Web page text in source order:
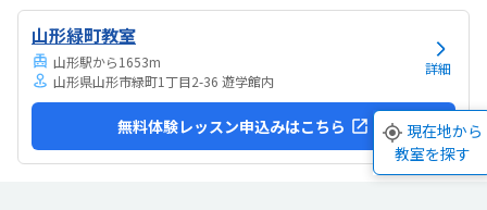
件費がかからないため少し割高かなと思います。科学も都心と遜色な
い価格設定なので決して安くはないかなと思います。スーパーボール
をもってかえれたり、ロボットが動いたりして得るもの...
山形緑町教室
山形駅から1653m
山形県山形市緑町1丁目2-36 遊学館内
詳細
無料体験レッスン申込みはこちら
現在地から
教室を探す